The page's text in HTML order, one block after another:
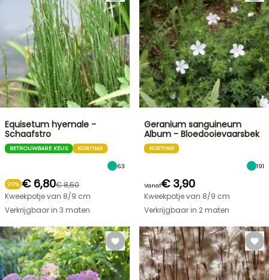
Equisetum hyemale -
Schaafstro
BETROUWBARE KEUS KORTING
63
20% € 6,80€ 8,50
Kweekpotje van 8/9 cm
Verkrijgbaar in 3 maten
Geranium sanguineum
Album - Bloedooievaarsbek
KORTING
191
Vanaf€ 3,90
Kweekpotje van 8/9 cm
Verkrijgbaar in 2 maten